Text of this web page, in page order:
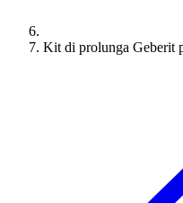
Kit di prolunga Geberit